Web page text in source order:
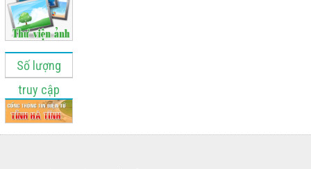
Số lượng
truy cập